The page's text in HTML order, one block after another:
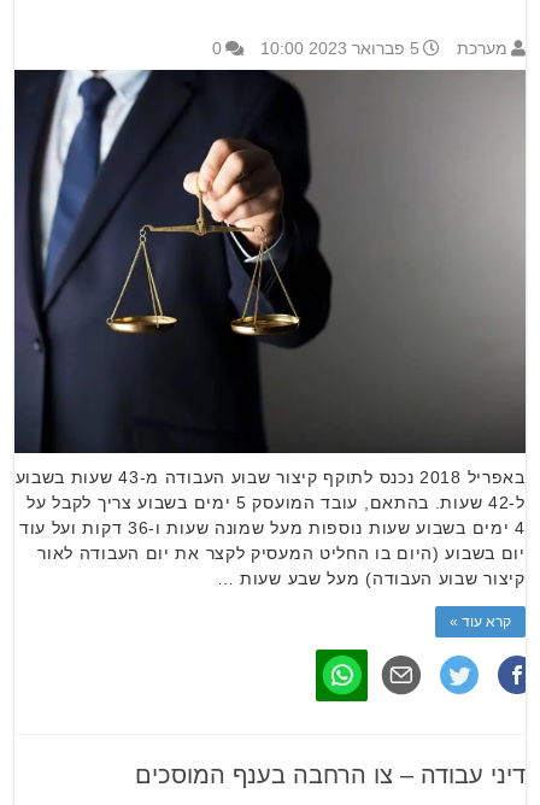
מערכת 5 פברואר 2023 10:00 0
באפריל 2018 נכנס לתוקף קיצור שבוע העבודה מ-43 שעות בשבוע
ל-42 שעות. בהתאם, עובד המועסק 5 ימים בשבוע צריך לקבל על
4 ימים בשבוע שעות נוספות מעל שמונה שעות ו-36 דקות ועל עוד
יום בשבוע (היום בו החליט המעסיק לקצר את יום העבודה לאור
קיצור שבוע העבודה) מעל שבע שעות …
קרא עוד »
דיני עבודה – צו הרחבה בענף המוסכים